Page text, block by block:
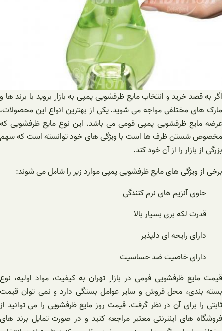
اگر به قصد خرید و انتخاب مایع ظرفشویی پمپی به بازار بروید با برند ها و
مارک های مختلفی مواجه می شوید. یکی از بهترین انواع این محصولات،
عرضه مایع ظرفشویی پمپی فومی می باشد. این نوع مایع ظرفشویی که
مخصوص شستن ظرف ها است با ویژگی های خود توانسته است که سهم
بزرگی از بازار را از آن خود کند.
برخی از ویژگی های مایع ظرفشویی پمپی موارد زیر را شامل می شوند:
حاوی آنزیم های نرم کنندگی
قدرت لکه بری بسیار بالا
دارای رایحه ای دلپذیر
دارای خاصیت ضد حساسیت
قیمت مایع ظرفشویی فومی در بازار تهران به کیفیت، مواد اولیه، نوع
بسته بندی، محل فروش و سایر عوامل بستگی دارد و نمی توان قیمت
ثابتی را برای آن در نظر گرفت. قیمت روز مایع ظرفشویی را می توانید از
فروشگاه های اینترنتی معتبر مراجعه کنید و در صورت تمایل برند های